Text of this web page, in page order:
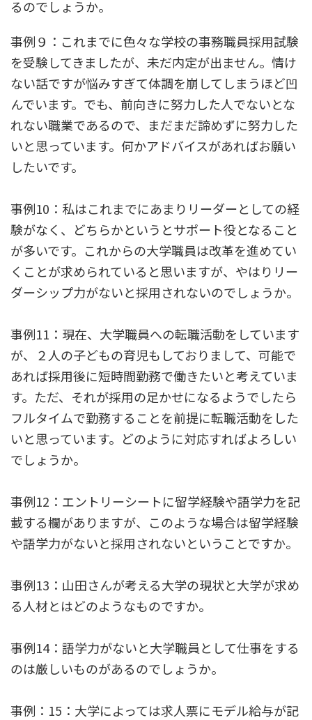
るのでしょうか。
事例９：これまでに色々な学校の事務職員採用試験
を受験してきましたが、未だ内定が出ません。情け
ない話ですが悩みすぎて体調を崩してしまうほど凹
んでいます。でも、前向きに努力した人でないとな
れない職業であるので、まだまだ諦めずに努力した
いと思っています。何かアドバイスがあればお願い
したいです。
事例10：私はこれまでにあまりリーダーとしての経
験がなく、どちらかというとサポート役となること
が多いです。これからの大学職員は改革を進めてい
くことが求められていると思いますが、やはりリー
ダーシップ力がないと採用されないのでしょうか。
事例11：現在、大学職員への転職活動をしています
が、２人の子どもの育児もしておりまして、可能で
あれば採用後に短時間勤務で働きたいと考えていま
す。ただ、それが採用の足かせになるようでしたら
フルタイムで勤務することを前提に転職活動をした
いと思っています。どのように対応すればよろしい
でしょうか。
事例12：エントリーシートに留学経験や語学力を記
載する欄がありますが、このような場合は留学経験
や語学力がないと採用されないということですか。
事例13：山田さんが考える大学の現状と大学が求め
る人材とはどのようなものですか。
事例14：語学力がないと大学職員として仕事をする
のは厳しいものがあるのでしょうか。
事例：15：大学によっては求人票にモデル給与が記